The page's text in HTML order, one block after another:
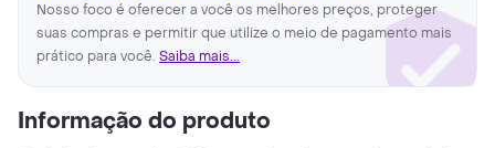
Nosso foco é oferecer a você os melhores preços, proteger
suas compras e permitir que utilize o meio de pagamento mais
prático para você. Saiba mais...
Informação do produto